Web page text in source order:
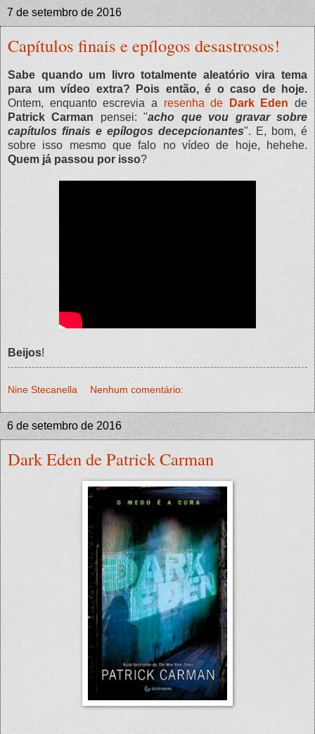
7 de setembro de 2016
Capítulos finais e epílogos desastrosos!
Sabe quando um livro totalmente aleatório vira tema
para um vídeo extra? Pois então, é o caso de hoje.
Ontem, enquanto escrevia a resenha de Dark Eden de
Patrick Carman pensei: "acho que vou gravar sobre
capítulos finais e epílogos decepcionantes". E, bom, é
sobre isso mesmo que falo no vídeo de hoje, hehehe.
Quem já passou por isso?
Beijos!
Nine Stecanella Nenhum comentário:
6 de setembro de 2016
Dark Eden de Patrick Carman